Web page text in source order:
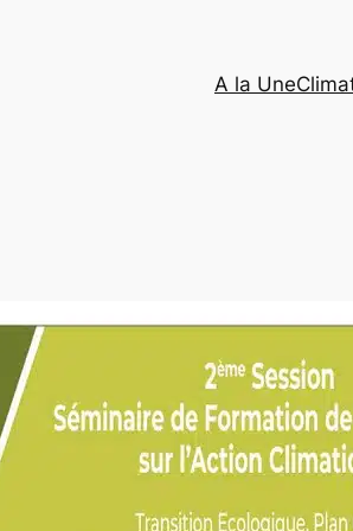
A la Une